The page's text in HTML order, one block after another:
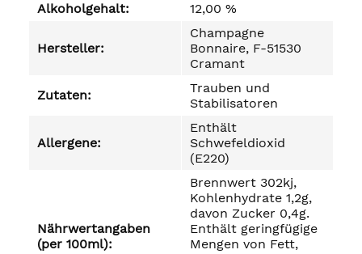
Alkoholgehalt:
12,00 %
Hersteller:
Champagne
Bonnaire, F-51530
Cramant
Zutaten:
Trauben und
Stabilisatoren
Allergene:
Enthält
Schwefeldioxid
(E220)
Nährwertangaben
(per 100ml):
Brennwert 302kj,
Kohlenhydrate 1,2g,
davon Zucker 0,4g.
Enthält geringfügige
Mengen von Fett,